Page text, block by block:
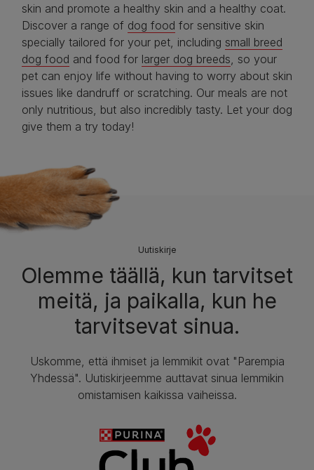
skin and promote a healthy skin and a healthy coat.
Discover a range of dog food for sensitive skin
specially tailored for your pet, including small breed
dog food and food for larger dog breeds, so your
pet can enjoy life without having to worry about skin
issues like dandruff or scratching. Our meals are not
only nutritious, but also incredibly tasty. Let your dog
give them a try today!
Uutiskirje
Olemme täällä, kun tarvitset
meitä, ja paikalla, kun he
tarvitsevat sinua.
Uskomme, että ihmiset ja lemmikit ovat "Parempia
Yhdessä". Uutiskirjeemme auttavat sinua lemmikin
omistamisen kaikissa vaiheissa.